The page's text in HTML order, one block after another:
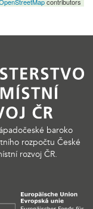
baroko
rozpočtu České
rozvoj ČR.